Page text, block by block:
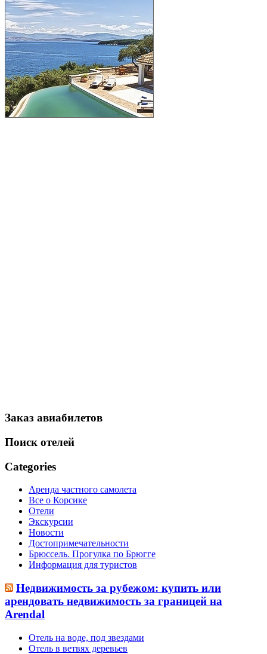
Заказ авиабилетов
Поиск отелей
Categories
Аренда частного самолета
Все о Корсике
Отели
Экскурсии
Новости
Достопримечательности
Брюссель. Прогулка по Брюгге
Информация для туристов
Недвижимость за рубежом: купить или
арендовать недвижимость за границей на
Arendal
Отель на воде, под звездами
Отель в ветвях деревьев